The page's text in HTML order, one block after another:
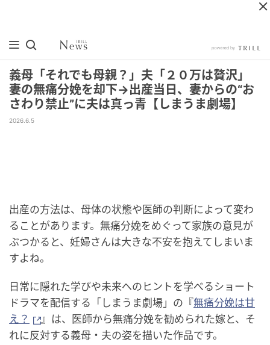
義母「それでも母親？」夫「２０万は贅沢」
妻の無痛分娩を却下→出産当日、妻からの“お
さわり禁止”に夫は真っ青【しまうま劇場】
2026.6.5
出産の方法は、母体の状態や医師の判断によって変わ
ることがあります。無痛分娩をめぐって家族の意見が
ぶつかると、妊婦さんは大きな不安を抱えてしまいま
すよね。
日常に隠れた学びや未来へのヒントを学べるショート
ドラマを配信する「しまうま劇場」の『無痛分娩は甘
え？
』は、医師から無痛分娩を勧められた嫁と、そ
れに反対する義母・夫の姿を描いた作品です。